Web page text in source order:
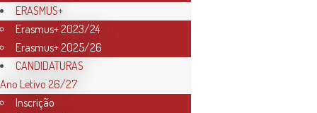
Articulado
2023/2024
ERASMUS+
Erasmus+ 2023/24
Erasmus+ 2025/26
CANDIDATURAS
Ano Letivo 26/27
Inscrição